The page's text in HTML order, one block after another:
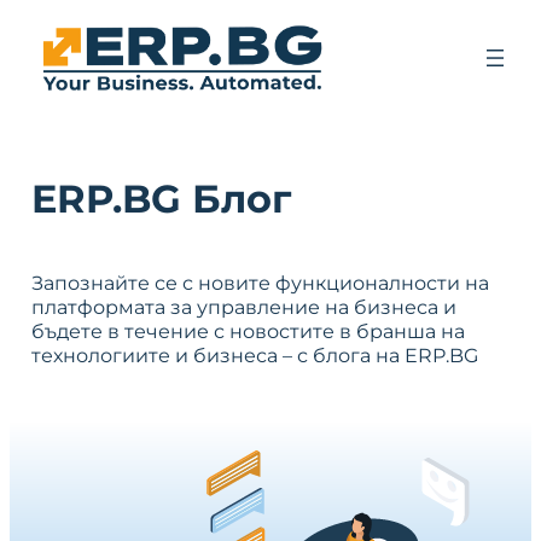
ERP.BG Блог
Запознайте се с новите функционалности на
платформата за управление на бизнеса и
бъдете в течение с новостите в бранша на
технологиите и бизнеса – с блога на ERP.BG